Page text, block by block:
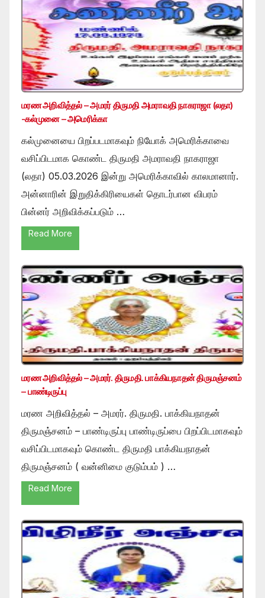
மரண அறிவித்தல் – அமரர் திருமதி அமராவதி நாகராஜா (லதா)
-கல்முனை – அமெரிக்கா
கல்முனையை பிறப்படமாகவும் நியோக் அமெரிக்காவை
வசிப்பிடமாக கொண்ட திருமதி அமராவதி நாகராஜா
(லதா) 05.03.2026 இன்று அமெரிக்காவில் காலமானார்.
அன்னாரின் இறுதிக்கிரியைகள் தொடர்பான விபரம்
பின்னர் அறிவிக்கப்படும் …
Read More
மரண அறிவித்தல் – அமரர். திருமதி. பாக்கியநாதன் திருமஞ்சனம்
– பாண்டிருப்பு
மரண அறிவித்தல் – அமரர். திருமதி. பாக்கியநாதன்
திருமஞ்சனம் – பாண்டிருப்பு பாண்டிருப்பை பிறப்பிடமாகவும்
வசிப்பிடமாகவும் கொண்ட திருமதி பாக்கியநாதன்
திருமஞ்சனம் ( வன்னிமை குடும்பம் ) …
Read More